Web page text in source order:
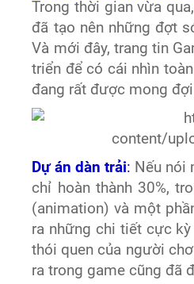
Trong thời gian vừa
đã tạo nên những đợt
Và mới đây, trang tin
triển để có cái nhìn
đang rất được mong đợi
Dự án dàn trải: Nếu nói
chỉ hoàn thành 30%,
(animation) và một
ra những chi tiết cực
thói quen của người
ra trong game cũng đã